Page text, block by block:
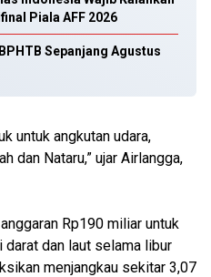
Piala AFF 2026
Sepanjang Agustus
untuk angkutan udara,
dan Nataru,” ujar Airlangga,
Rp190 miliar untuk
dan laut selama libur
menjangkau sekitar 3,07